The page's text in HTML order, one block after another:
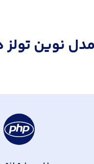
نوین